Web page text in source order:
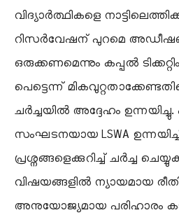
വിദ്യാർത്ഥികളെ
റിസർവേഷന് പുറമെ
ഒരുക്കണമെന്നും കപ്പൽ
പെട്ടെന്ന്
ചർച്ചയിൽ അദ്ദേഹം
സംഘടനയായ LSWA
പ്രശ്നങ്ങളെക്കുറിച്ച് ചർച്ച
വിഷയങ്ങളിൽ ന്യായമായ
അനുയോജ്യമായ പരിഹാരം